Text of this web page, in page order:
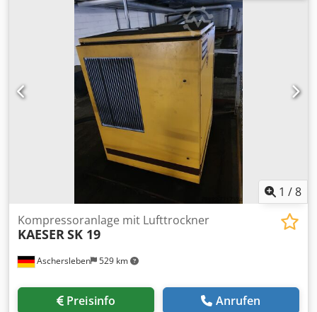
deutliche taktzeitersparnis, höchste schnittqualität,
minimale rüstzeiten, reduzierung der taktzeit, druckstärke
elektrisch einstellbar • Schnittlänge: 4300 mm •
Schnittbreite (programmschieberweg): 4250 mm •
Rollenbahn (element 10-spurig): 1 stück • Rollenbahn
(element 2-spurig): 5 stück • Spannzangen: 7 stück (die
ersten 3 stück zweifingrig, alle anderen einfingrig)
Zusätzliche Informationen Maschine noch unter Strom
1 /8
Aschersleben 529 km
Kompressoranlage mit Lufttrockner
KAESER SK 19
Preisinfo Anrufen